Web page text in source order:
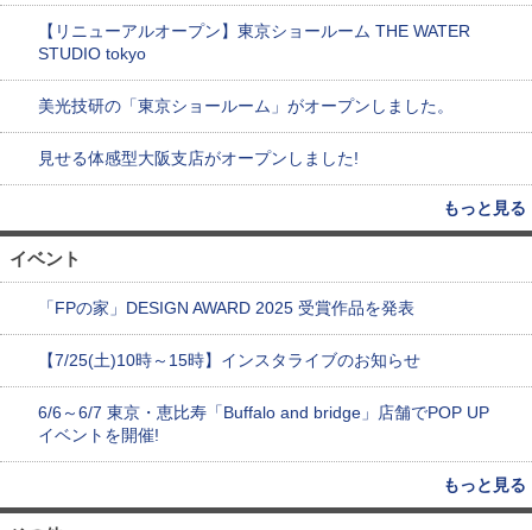
【リニューアルオープン】東京ショールーム THE WATER
STUDIO tokyo
美光技研の「東京ショールーム」がオープンしました。
見せる体感型大阪支店がオープンしました!
もっと見る
イベント
「FPの家」DESIGN AWARD 2025 受賞作品を発表
【7/25(土)10時～15時】インスタライブのお知らせ
6/6～6/7 東京・恵比寿「Buffalo and bridge」店舗でPOP UP
イベントを開催!
もっと見る